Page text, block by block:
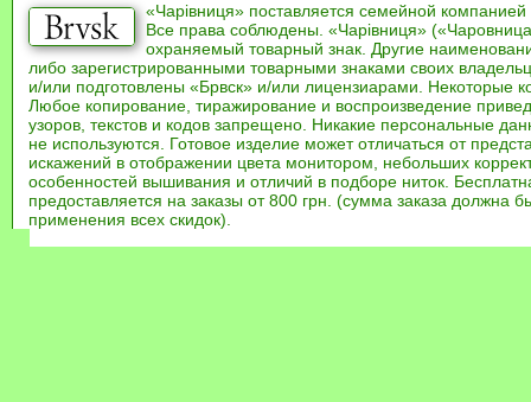
«Чарівниця» поставляется семейной компанией
Все права соблюдены. «Чарівниця»
охраняемый товарный знак. Другие
либо зарегистрированными товарными знаками своих
и/или подготовлены «Брвск» и/или лицензиарами. Некоторые
Любое копирование, тиражирование и воспроизведение
узоров, текстов и кодов запрещено. Никакие персональные
не используются. Готовое изделие может отличаться от
искажений в отображении цвета монитором, небольших
особенностей вышивания и отличий в подборе ниток.
предоставляется на заказы от 800 грн. (сумма заказа должна
применения всех скидок).